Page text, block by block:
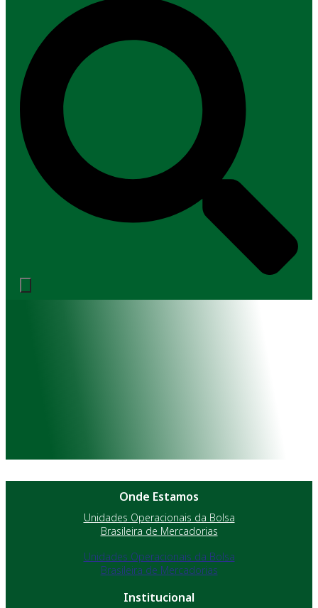
Onde Estamos
Unidades Operacionais da Bolsa
Brasileira de Mercadorias
Unidades Operacionais da Bolsa
Brasileira de Mercadorias
Institucional